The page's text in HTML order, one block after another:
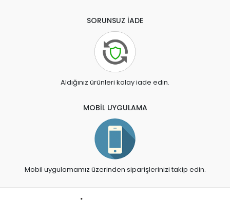
SORUNSUZ İADE
Aldığınız ürünleri kolay iade edin.
MOBİL UYGULAMA
Mobil uygulamamız üzerinden siparişlerinizi takip edin.